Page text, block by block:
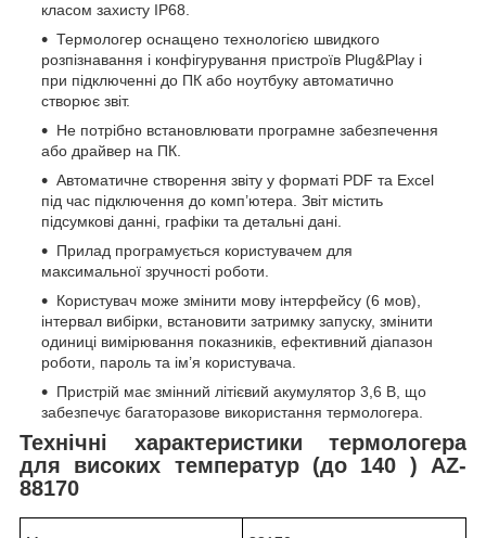
класом захисту IP68.
Термологер оснащено технологією швидкого
розпізнавання і конфігурування пристроїв Plug&Play і
при підключенні до ПК або ноутбуку автоматично
створює звіт.
Не потрібно встановлювати програмне забезпечення
або драйвер на ПК.
Автоматичне створення звіту у форматі PDF та Excel
під час підключення до комп’ютера. Звіт містить
підсумкові данні, графіки та детальні дані.
Прилад програмується користувачем для
максимальної зручності роботи.
Користувач може змінити мову інтерфейсу (6 мов),
інтервал вибірки, встановити затримку запуску, змінити
одиниці вимірювання показників, ефективний діапазон
роботи, пароль та ім’я користувача.
Пристрій має змінний літієвий акумулятор 3,6 В, що
забезпечує багаторазове використання термологера.
Технічні характеристики термологера
для високих температур (до 140 ) AZ-
88170